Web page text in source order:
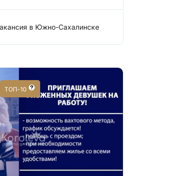
в Южно-Сахалинске
ТОП-10